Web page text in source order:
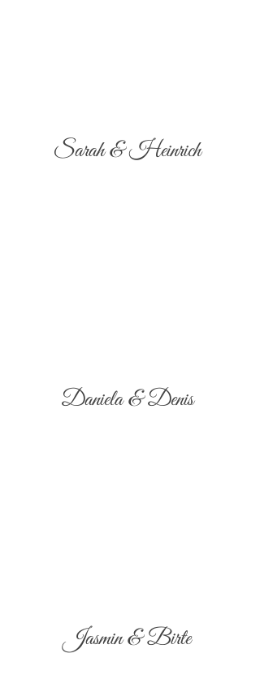
Sarah & Heinrich
Daniela & Denis
Jasmin & Birte